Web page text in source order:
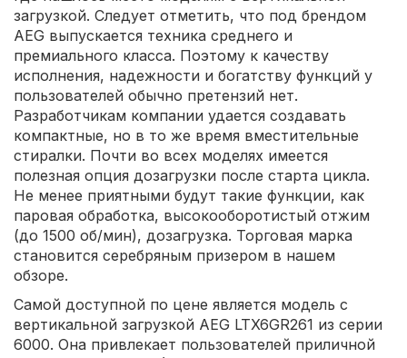
загрузкой. Следует отметить, что под брендом
AEG выпускается техника среднего и
премиального класса. Поэтому к качеству
исполнения, надежности и богатству функций у
пользователей обычно претензий нет.
Разработчикам компании удается создавать
компактные, но в то же время вместительные
стиралки. Почти во всех моделях имеется
полезная опция дозагрузки после старта цикла.
Не менее приятными будут такие функции, как
паровая обработка, высокооборотистый отжим
(до 1500 об/мин), дозагрузка. Торговая марка
становится серебряным призером в нашем
обзоре.
Самой доступной по цене является модель с
вертикальной загрузкой AEG LTX6GR261 из серии
6000. Она привлекает пользователей приличной